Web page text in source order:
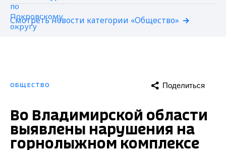
Смотреть новости категории «Общество»
ОБЩЕСТВО Поделиться
Во Владимирской области
выявлены нарушения на
горнолыжном комплексе